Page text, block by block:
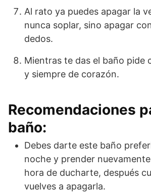
Al rato ya puedes apagar la
nunca soplar, sino apagar
dedos.
Mientras te das el baño pide
y siempre de corazón.
Recomendaciones
baño:
Debes darte este baño
noche y prender
hora de ducharte, después
vuelves a apagarla.